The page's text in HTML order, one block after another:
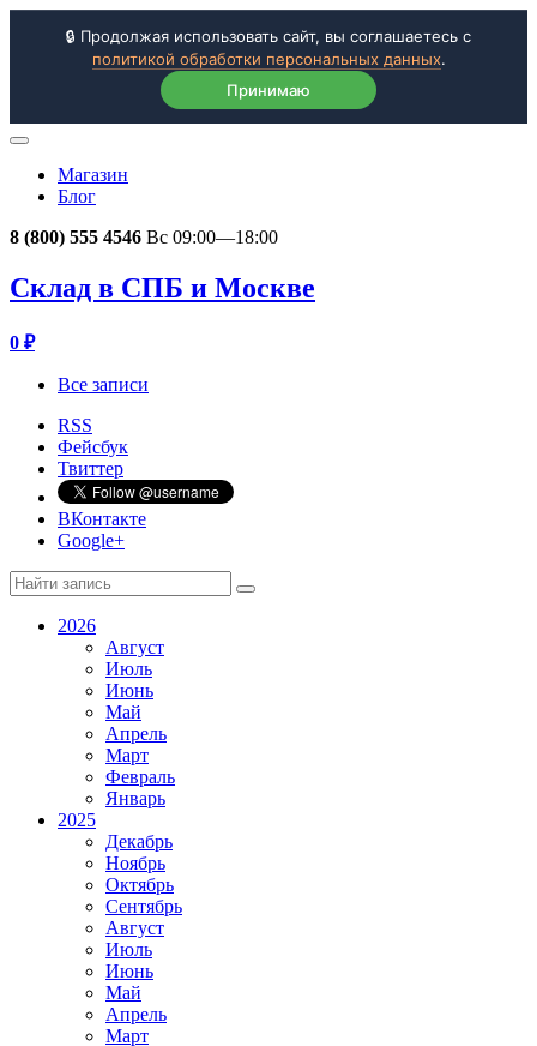
🔒 Продолжая использовать сайт, вы соглашаетесь с
политикой обработки персональных данных.
Принимаю
Магазин
Блог
8 (800) 555 4546 Вс 09:00—18:00
Склад в СПБ и Москве
0 ₽
Все записи
RSS
Фейсбук
Твиттер
ВКонтакте
Google+
2026
Август
Июль
Июнь
Май
Апрель
Март
Февраль
Январь
2025
Декабрь
Ноябрь
Октябрь
Сентябрь
Август
Июль
Июнь
Май
Апрель
Март